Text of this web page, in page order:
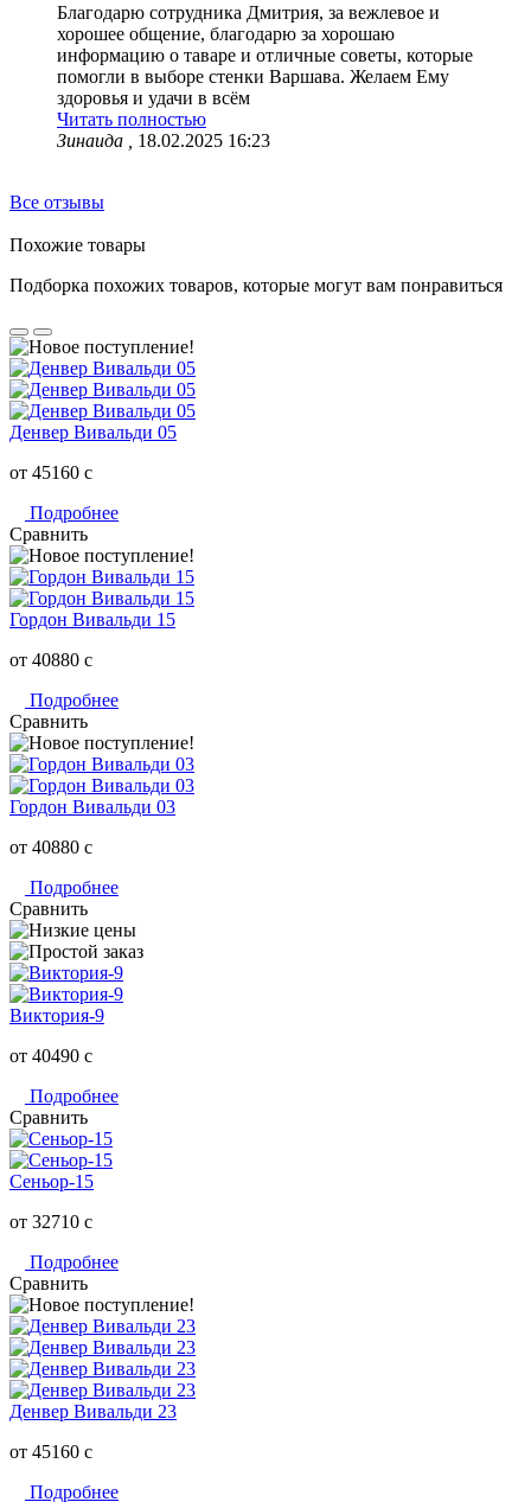
Благодарю сотрудника Дмитрия, за вежлевое и
хорошее общение, благодарю за хорошаю
информацию о таваре и отличные советы, которые
помогли в выборе стенки Варшава. Желаем Ему
здоровья и удачи в всём
Читать полностью
Зинаида ,
18.02.2025 16:23
Все отзывы
Похожие товары
Подборка похожих товаров, которые могут вам понравиться
Денвер Вивальди 05
от 45160 c
Подробнее
Сравнить
Гордон Вивальди 15
от 40880 c
Подробнее
Сравнить
Гордон Вивальди 03
от 40880 c
Подробнее
Сравнить
Виктория-9
от 40490 c
Подробнее
Сравнить
Сеньор-15
от 32710 c
Подробнее
Сравнить
Денвер Вивальди 23
от 45160 c
Подробнее